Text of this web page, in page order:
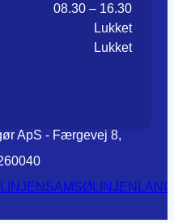
08.30 – 16.30
Lukket
Lukket
ApS - Færgevej 8,
SAMSØLINJEN